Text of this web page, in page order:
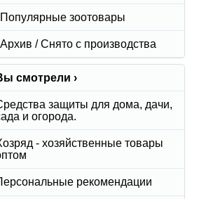
Популярные зоотовары
Архив / Снято с производства
смотрели ›
защиты для дома, дачи,
и огорода.
- хозяйственные товары
рекомендации